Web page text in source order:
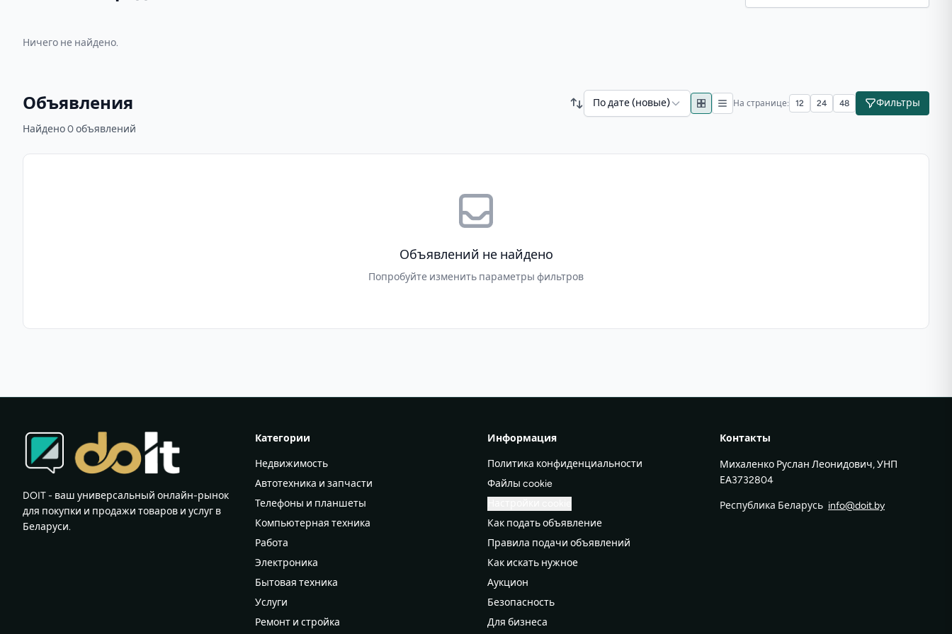
Ничего не найдено.
Объявления По дате (новые) На странице: 12 24 48 Фильтры
Найдено 0 объявлений
Объявлений не найдено
Попробуйте изменить параметры фильтров
DOIT - ваш универсальный онлайн-рынок
для покупки и продажи товаров и услуг в
Беларуси.
Категории
Недвижимость
Автотехника и запчасти
Телефоны и планшеты
Компьютерная техника
Работа
Электроника
Бытовая техника
Услуги
Ремонт и стройка
Информация
Политика конфиденциальности
Файлы cookie
Как подать объявление
Правила подачи объявлений
Как искать нужное
Аукцион
Безопасность
Для бизнеса
Контакты
Михаленко Руслан Леонидович, УНП
ЕА3732804
Республика Беларусь info@doit.by